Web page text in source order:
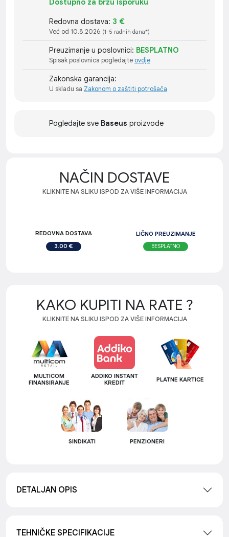
Dostupno za brzu isporuku
Redovna dostava: 3 €
Već od 10.8.2026 (1-5 radnih dana*)
Preuzimanje u poslovnici: BESPLATNO
Spisak poslovnica pogledajte ovdje
Zakonska garancija:
U skladu sa Zakonom o zaštiti potrošača
Pogledajte sve Baseus proizvode
NAČIN DOSTAVE
KLIKNITE NA SLIKU ISPOD ZA VIŠE INFORMACIJA
REDOVNA DOSTAVA
3.00 €
LIČNO PREUZIMANJE
BESPLATNO
KAKO KUPITI NA RATE ?
KLIKNITE NA SLIKU ISPOD ZA VIŠE INFORMACIJA
MULTICOM
FINANSIRANJE
ADDIKO INSTANT
KREDIT
PLATNE KARTICE
SINDIKATI PENZIONERI
DETALJAN OPIS
TEHNIČKE SPECIFIKACIJE